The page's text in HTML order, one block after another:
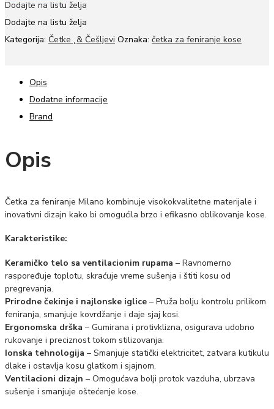
Dodajte na listu želja
Dodajte na listu želja
Kategorija: Četke ˛& Češljevi Oznaka: četka za feniranje kose
Opis
Dodatne informacije
Brand
Opis
Četka za feniranje Milano kombinuje visokokvalitetne materijale i
inovativni dizajn kako bi omogućila brzo i efikasno oblikovanje kose.
Karakteristike:
Keramičko telo sa ventilacionim rupama – Ravnomerno
raspoređuje toplotu, skraćuje vreme sušenja i štiti kosu od
pregrevanja.
Prirodne čekinje i najlonske iglice – Pruža bolju kontrolu prilikom
feniranja, smanjuje kovrdžanje i daje sjaj kosi.
Ergonomska drška – Gumirana i protivklizna, osigurava udobno
rukovanje i preciznost tokom stilizovanja.
Ionska tehnologija – Smanjuje statički elektricitet, zatvara kutikulu
dlake i ostavlja kosu glatkom i sjajnom.
Ventilacioni dizajn – Omogućava bolji protok vazduha, ubrzava
sušenje i smanjuje oštećenje kose.